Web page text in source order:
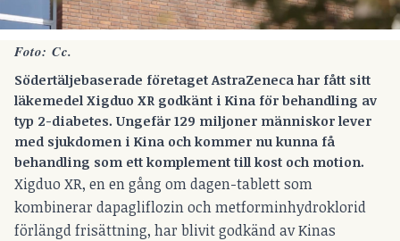
Foto: Cc.
Södertäljebaserade företaget AstraZeneca har fått sitt
läkemedel Xigduo XR godkänt i Kina för behandling av
typ 2-diabetes. Ungefär 129 miljoner människor lever
med sjukdomen i Kina och kommer nu kunna få
behandling som ett komplement till kost och motion.
Xigduo XR, en en gång om dagen-tablett som
kombinerar dapagliflozin och metforminhydroklorid
förlängd frisättning, har blivit godkänd av Kinas